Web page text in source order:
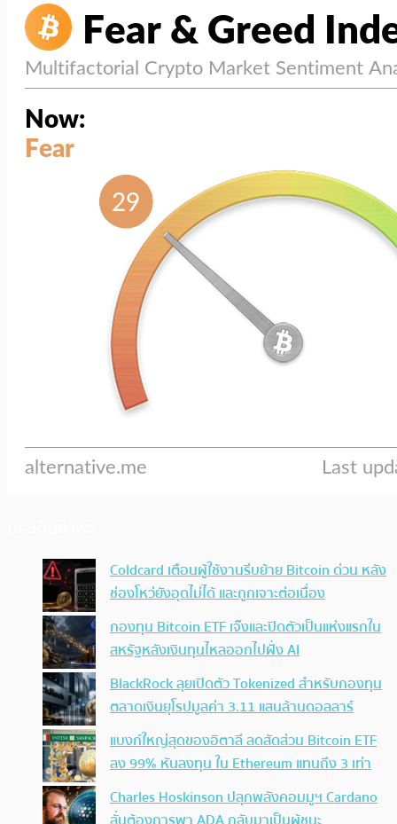
Coldcard เตือนผู้ใช้งานรีบย้าย Bitcoin ด่วน หลัง
ช่องโหว่ยังอุดไม่ได้ และถูกเจาะต่อเนื่อง
กองทุน Bitcoin ETF เจ๊งและปิดตัวเป็นแห่งแรกใน
สหรัฐหลังเงินทุนไหลออกไปฝั่ง AI
BlackRock ลุยเปิดตัว Tokenized สำหรับกองทุน
ตลาดเงินยุโรปมูลค่า 3.11 แสนล้านดอลลาร์
แบงก์ใหญ่สุดของอิตาลี ลดสัดส่วน Bitcoin ETF
ลง 99% หันลงทุน ใน Ethereum แทนถึง 3 เท่า
Charles Hoskinson ปลุกพลังคอมมูฯ Cardano